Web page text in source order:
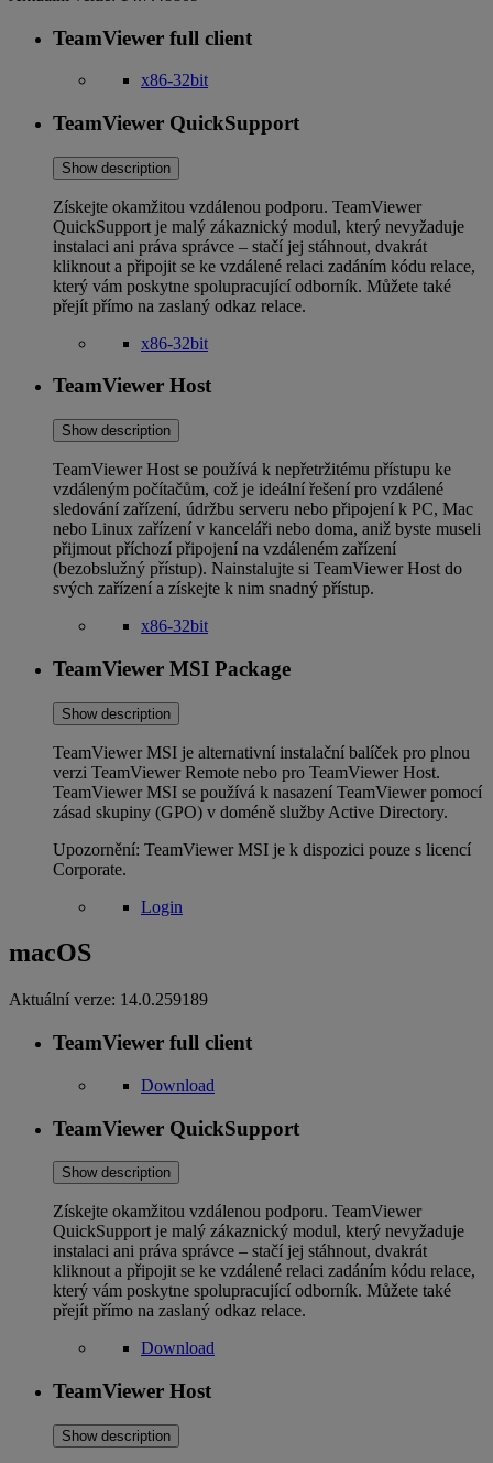
TeamViewer full client
x86-32bit
TeamViewer QuickSupport
Show description
Získejte okamžitou vzdálenou podporu. TeamViewer
QuickSupport je malý zákaznický modul, který nevyžaduje
instalaci ani práva správce – stačí jej stáhnout, dvakrát
kliknout a připojit se ke vzdálené relaci zadáním kódu relace,
který vám poskytne spolupracující odborník. Můžete také
přejít přímo na zaslaný odkaz relace.
x86-32bit
TeamViewer Host
Show description
TeamViewer Host se používá k nepřetržitému přístupu ke
vzdáleným počítačům, což je ideální řešení pro vzdálené
sledování zařízení, údržbu serveru nebo připojení k PC, Mac
nebo Linux zařízení v kanceláři nebo doma, aniž byste museli
přijmout příchozí připojení na vzdáleném zařízení
(bezobslužný přístup). Nainstalujte si TeamViewer Host do
svých zařízení a získejte k nim snadný přístup.
x86-32bit
TeamViewer MSI Package
Show description
TeamViewer MSI je alternativní instalační balíček pro plnou
verzi TeamViewer Remote nebo pro TeamViewer Host.
TeamViewer MSI se používá k nasazení TeamViewer pomocí
zásad skupiny (GPO) v doméně služby Active Directory.
Upozornění: TeamViewer MSI je k dispozici pouze s licencí
Corporate.
Login
macOS
Aktuální verze: 14.0.259189
TeamViewer full client
Download
TeamViewer QuickSupport
Show description
Získejte okamžitou vzdálenou podporu. TeamViewer
QuickSupport je malý zákaznický modul, který nevyžaduje
instalaci ani práva správce – stačí jej stáhnout, dvakrát
kliknout a připojit se ke vzdálené relaci zadáním kódu relace,
který vám poskytne spolupracující odborník. Můžete také
přejít přímo na zaslaný odkaz relace.
Download
TeamViewer Host
Show description